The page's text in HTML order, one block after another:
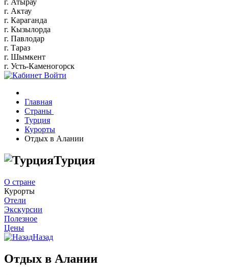
г. Атырау
г. Актау
г. Караганда
г. Кызылорда
г. Павлодар
г. Тараз
г. Шымкент
г. Усть-Каменогорск
Войти
Главная
Страны
Турция
Курорты
Отдых в Алании
Турция
О стране
Курорты
Отели
Экскурсии
Полезное
Цены
Назад
Отдых в Алании